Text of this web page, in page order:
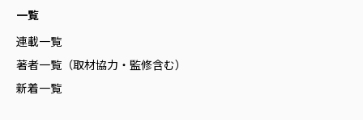
一覧
連載一覧
著者一覧（取材協力・監修含む）
新着一覧